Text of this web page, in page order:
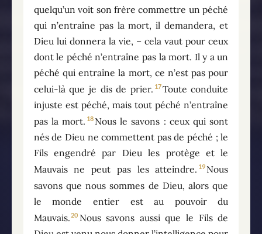
quelqu’un voit son frère commettre un péché
qui n’entraîne pas la mort, il demandera, et
Dieu lui donnera la vie, – cela vaut pour ceux
dont le péché n’entraîne pas la mort. Il y a un
péché qui entraîne la mort, ce n’est pas pour
celui-là que je dis de prier. 17Toute conduite
injuste est péché, mais tout péché n’entraîne
pas la mort. 18 Nous le savons : ceux qui sont
nés de Dieu ne commettent pas de péché ; le
Fils engendré par Dieu les protège et le
Mauvais ne peut pas les atteindre. 19 Nous
savons que nous sommes de Dieu, alors que
le monde entier est au pouvoir du
Mauvais.20 Nous savons aussi que le Fils de